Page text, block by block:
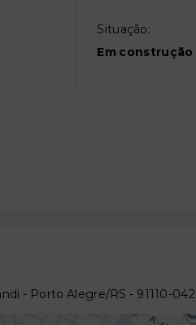
Situação:
Em construção
- Porto Alegre/RS - 91110-042